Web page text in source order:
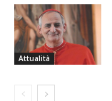
Attualità